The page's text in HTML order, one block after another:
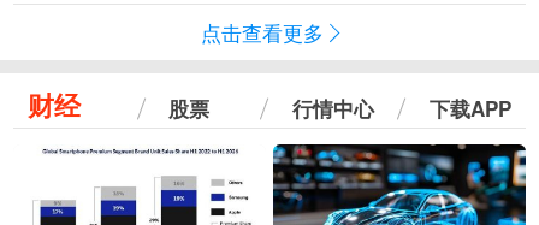
点击查看更多
财经 股票 行情中心 下载APP